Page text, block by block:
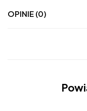
OPINIE (0)